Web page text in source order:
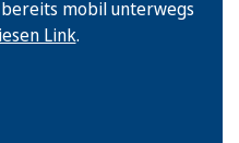
mobil unterwegs
Link.